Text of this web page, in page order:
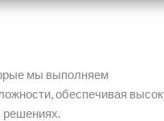
мы выполняем
обеспечивая
решениях.